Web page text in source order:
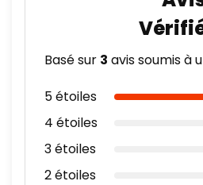
Basé sur 3 avis soumis à
5 étoiles
4 étoiles
3 étoiles
2 étoiles